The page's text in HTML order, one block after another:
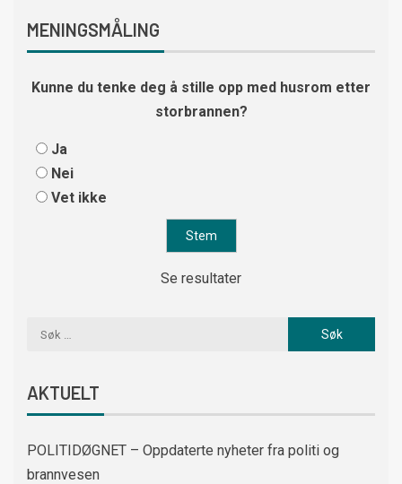
MENINGSMÅLING
Kunne du tenke deg å stille opp med husrom etter
storbrannen?
Ja
Nei
Vet ikke
Se resultater
AKTUELT
POLITIDØGNET – Oppdaterte nyheter fra politi og
brannvesen